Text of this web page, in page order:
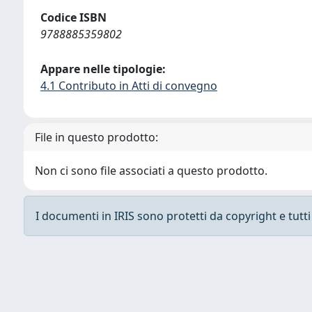
Codice ISBN
9788885359802
Appare nelle tipologie:
4.1 Contributo in Atti di convegno
File in questo prodotto:
Non ci sono file associati a questo prodotto.
I documenti in IRIS sono protetti da copyright e